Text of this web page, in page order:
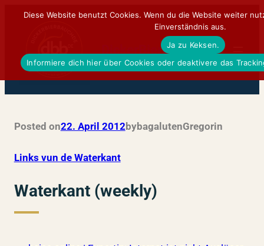
DickerBierBauchDE
Posted on22. April 2012bybagalutenGregorin
Links vun de Waterkant
Waterkant (weekly)
Diese Website benutzt Cookies. Wenn du die Website weiter
Einverständnis aus.
Ja zu Keksen.
Informiere dich hier über Cookies oder deaktivere das